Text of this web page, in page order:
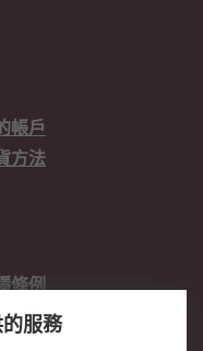
帳戶
方法
條例
安全
服務